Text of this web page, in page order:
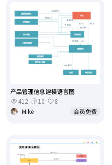
产品管理信息建模语言图
412
10
8
Mike
会员免费